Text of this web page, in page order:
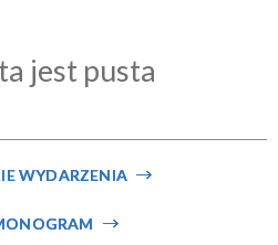
—
jest pusta
WYDARZENIA